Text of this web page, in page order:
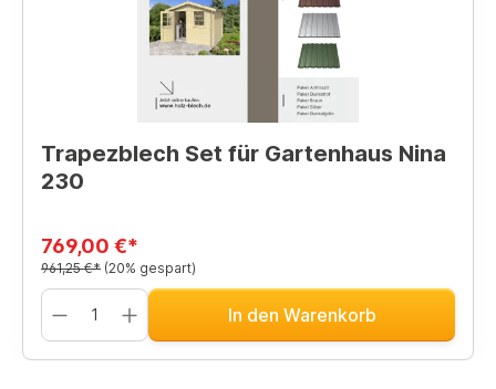
Trapezblech Set für Gartenhaus Nina
230
769,00 €*
961,25 €* (20% gespart)
In den Warenkorb